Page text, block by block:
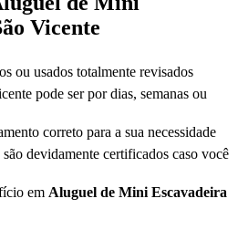
Vicente
ou usados totalmente revisados
pode ser por dias, semanas ou
correto para a sua necessidade
devidamente certificados caso você
em Aluguel de Mini Escavadeira